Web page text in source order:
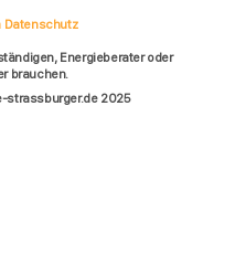
Datenschutz
Energieberater oder
brauchen.
strassburger.de 2025